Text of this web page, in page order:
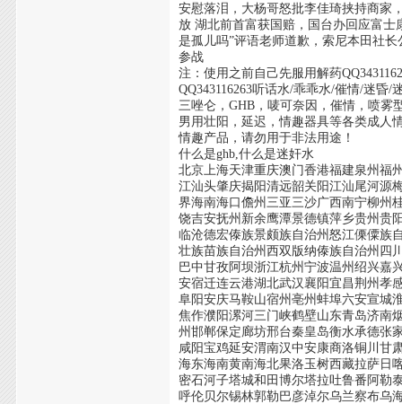
安慰落泪，大杨哥怒批李佳琦挟持商家
放 湖北前首富获国赔，国台办回应富
是孤儿吗”评语老师道歉，索尼本田社
参战
注：使用之前自己先服用解药
QQ343116263听话水/乖乖水/催情/迷昏
三唑仑，GHB，唛可奈因，催情，喷雾
男用壮阳，延迟，情趣器具等各类成人
情趣产品，请勿用于非法用途！
什么是ghb,什么是迷奸水
北京上海天津重庆澳门香港福建泉州福
江汕头肇庆揭阳清远韶关阳江汕尾河源
界海南海口儋州三亚三沙广西南宁柳州
饶吉安抚州新余鹰潭景德镇萍乡贵州贵
临沧德宏傣族景颇族自治州怒江傈僳族
壮族苗族自治州西双版纳傣族自治州四
巴中甘孜阿坝浙江杭州宁波温州绍兴嘉
安宿迁连云港湖北武汉襄阳宜昌荆州孝
阜阳安庆马鞍山宿州亳州蚌埠六安宣城
焦作濮阳漯河三门峡鹤壁山东青岛济南
州邯郸保定廊坊邢台秦皇岛衡水承德张
咸阳宝鸡延安渭南汉中安康商洛铜川甘
海东海南黄南海北果洛玉树西藏拉萨日
密石河子塔城和田博尔塔拉吐鲁番阿勒
呼伦贝尔锡林郭勒巴彦淖尔乌兰察布乌